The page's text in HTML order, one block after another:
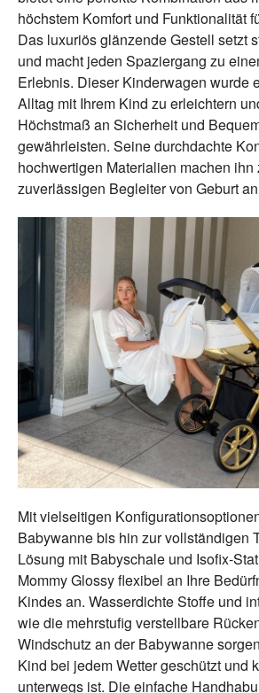
höchstem Komfort und Funktionalität
Das luxuriös glänzende Gestell setzt
und macht jeden Spaziergang zu
Erlebnis. Dieser Kinderwagen wurde
Alltag mit Ihrem Kind zu erleichtern
Höchstmaß an Sicherheit und
gewährleisten. Seine durchdachte
hochwertigen Materialien machen ihn
zuverlässigen Begleiter von Geburt
Mit vielseitigen
Babywanne bis hin zur vollständigen
Lösung mit Babyschale und Isofix-
Mommy Glossy flexibel an Ihre
Kindes an. Wasserdichte Stoffe und
wie die mehrstufig verstellbare
Windschutz an der Babywanne
Kind bei jedem Wetter geschützt und
unterwegs ist. Die einfache